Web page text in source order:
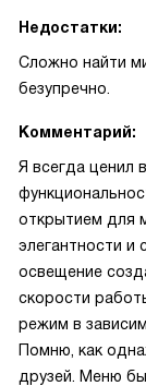
Недостатки:
Сложно найти
безупречно.
Комментарий:
Я всегда ценил
открытием для
элегантности и
освещение
скорости
режим в
Помню, как
друзей. Меню